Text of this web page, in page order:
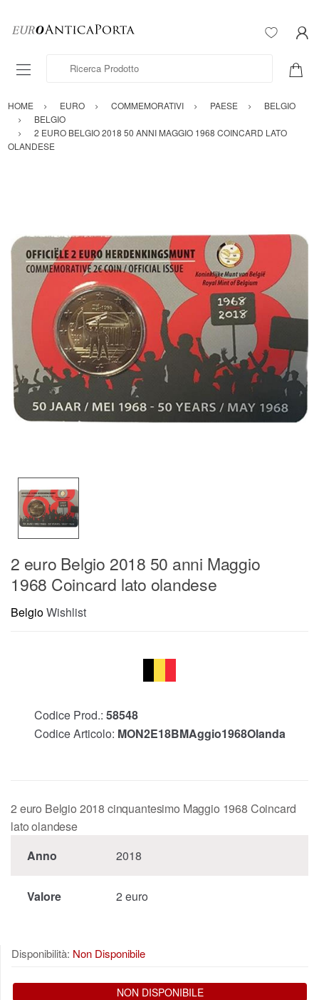
Ricerca Prodotto
HOME EURO COMMEMORATIVI PAESE
BELGIO
BELGIO
2 EURO BELGIO 2018 50 ANNI MAGGIO 1968 COINCARD LATO
OLANDESE
2 euro Belgio 2018 50 anni Maggio
1968 Coincard lato olandese
BelgioWishlist
Codice Prod.: 58548
Codice Articolo: MON2E18BMAggio1968Olanda
2 euro Belgio 2018 cinquantesimo Maggio 1968 Coincard
lato olandese
Anno
2018
Valore 2 euro
Disponibilità: Non Disponibile
NON DISPONIBILE